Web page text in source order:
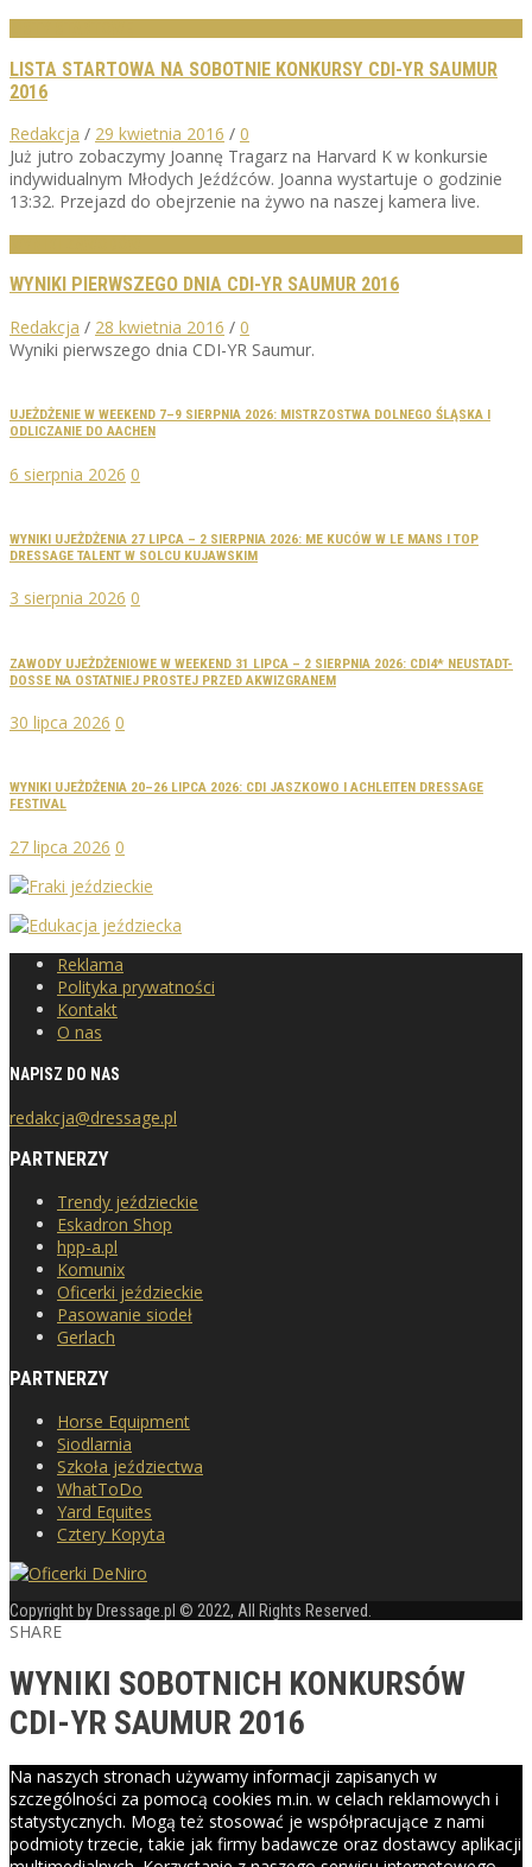
LISTA STARTOWA NA SOBOTNIE KONKURSY CDI-YR SAUMUR
2016
Redakcja / 29 kwietnia 2016 / 0
Już jutro zobaczymy Joannę Tragarz na Harvard K w konkursie
indywidualnym Młodych Jeźdźców. Joanna wystartuje o godzinie
13:32. Przejazd do obejrzenie na żywo na naszej kamera live.
WYNIKI PIERWSZEGO DNIA CDI-YR SAUMUR 2016
Redakcja / 28 kwietnia 2016 / 0
Wyniki pierwszego dnia CDI-YR Saumur.
UJEŻDŻENIE W WEEKEND 7–9 SIERPNIA 2026: MISTRZOSTWA DOLNEGO ŚLĄSKA I
ODLICZANIE DO AACHEN
6 sierpnia 2026 0
WYNIKI UJEŻDŻENIA 27 LIPCA – 2 SIERPNIA 2026: ME KUCÓW W LE MANS I TOP
DRESSAGE TALENT W SOLCU KUJAWSKIM
3 sierpnia 2026 0
ZAWODY UJEŻDŻENIOWE W WEEKEND 31 LIPCA – 2 SIERPNIA 2026: CDI4* NEUSTADT-
DOSSE NA OSTATNIEJ PROSTEJ PRZED AKWIZGRANEM
30 lipca 2026 0
WYNIKI UJEŻDŻENIA 20–26 LIPCA 2026: CDI JASZKOWO I ACHLEITEN DRESSAGE
FESTIVAL
27 lipca 2026 0
Reklama
Polityka prywatności
Kontakt
O nas
NAPISZ DO NAS
redakcja@dressage.pl
PARTNERZY
Trendy jeździeckie
Eskadron Shop
hpp-a.pl
Komunix
Oficerki jeździeckie
Pasowanie siodeł
Gerlach
PARTNERZY
Horse Equipment
Siodlarnia
Szkoła jeździectwa
WhatToDo
Yard Equites
Cztery Kopyta
Copyright by Dressage.pl © 2022, All Rights Reserved.
SHARE
WYNIKI SOBOTNICH KONKURSÓW
CDI-YR SAUMUR 2016
Na naszych stronach używamy informacji zapisanych w
szczególności za pomocą cookies m.in. w celach reklamowych i
statystycznych. Mogą też stosować je współpracujące z nami
podmioty trzecie, takie jak firmy badawcze oraz dostawcy aplikacji